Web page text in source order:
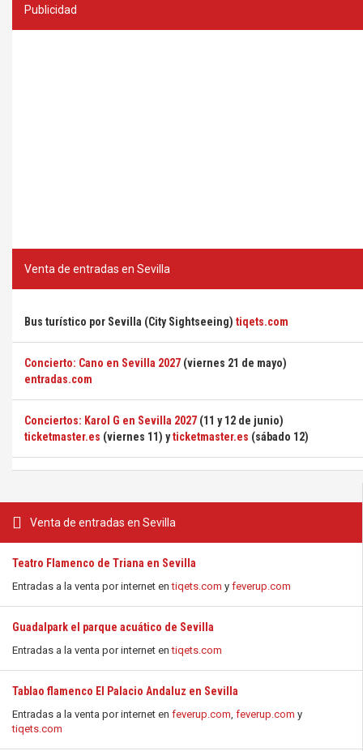
Venta de entradas en Sevilla
Teatro Flamenco de Triana en Sevilla
Entradas a la venta por internet entiqets.com y feverup.com
Guadalpark el parque acuático de Sevilla
Entradas a la venta por internet entiqets.com
Tablao flamenco El Palacio Andaluz en Sevilla
Entradas a la venta por internet en feverup.com, feverup.com y
tiqets.com
Publicidad
Venta de entradas en Sevilla
Bus turístico por Sevilla (City Sightseeing) tiqets.com
Concierto: Cano en Sevilla 2027 (viernes 21 de mayo)
entradas.com
Conciertos: Karol G en Sevilla 2027 (11 y 12 de junio)
ticketmaster.es (viernes 11) yticketmaster.es (sábado 12)